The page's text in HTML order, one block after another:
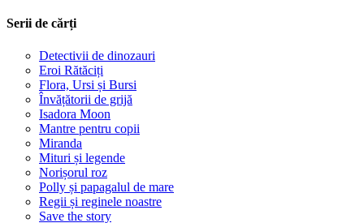
Serii de cărți
Detectivii de dinozauri
Eroi Rătăciți
Flora, Ursi și Bursi
Învățătorii de grijă
Isadora Moon
Mantre pentru copii
Miranda
Mituri și legende
Norișorul roz
Polly și papagalul de mare
Regii și reginele noastre
Save the story